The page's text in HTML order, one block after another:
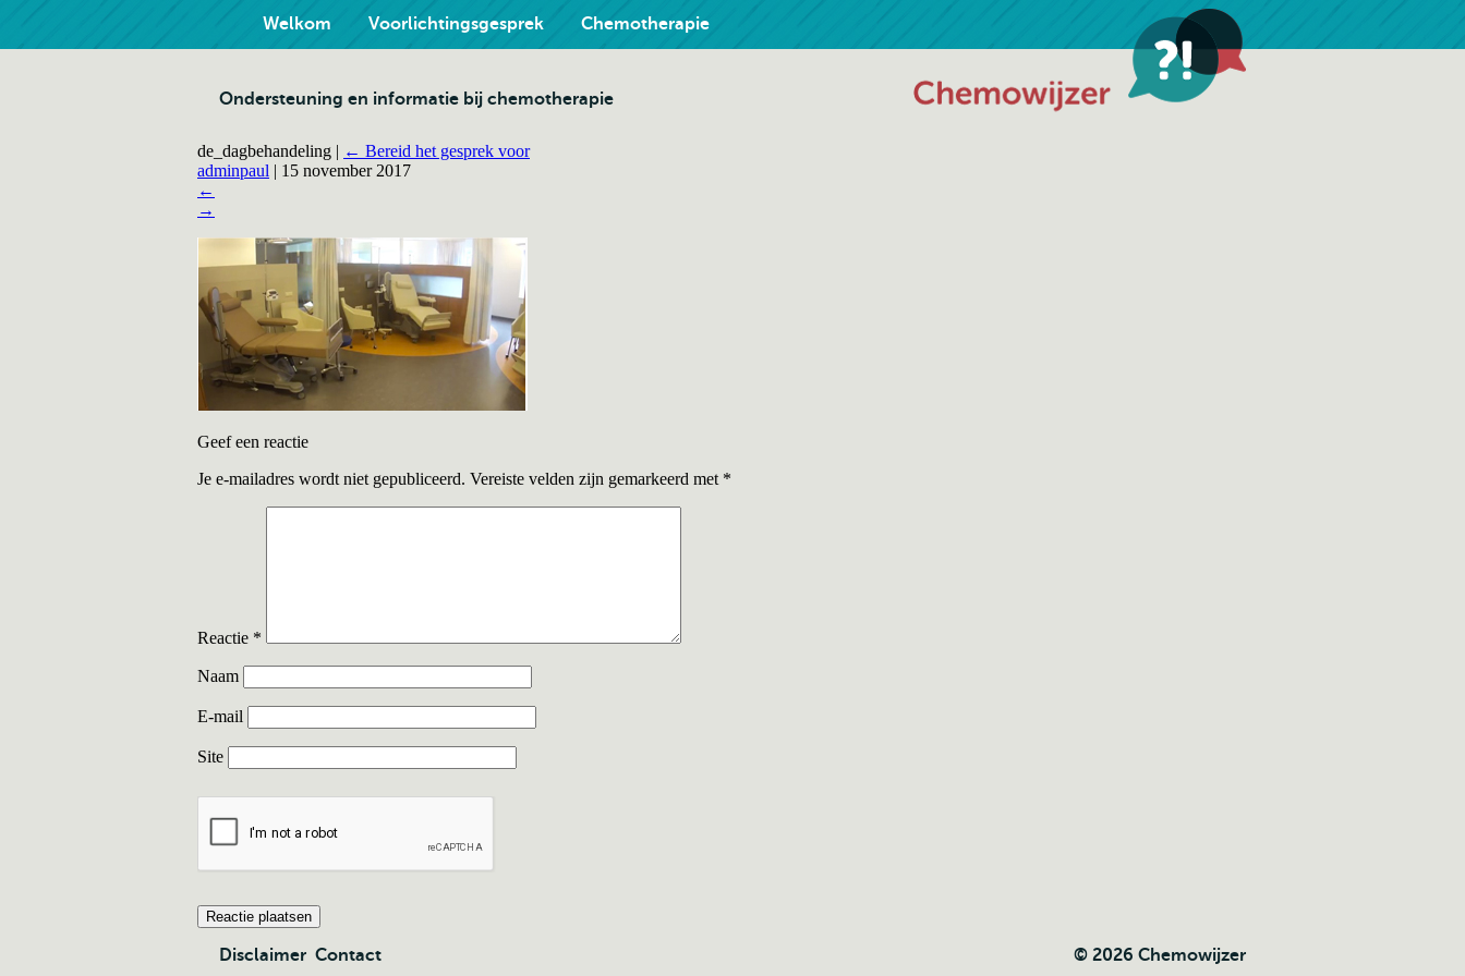
Welkom Voorlichtingsgesprek Chemotherapie
Ondersteuning en informatie bij chemotherapie
de_dagbehandeling | ← Bereid het gesprek voor
adminpaul | 15 november 2017
←
→
Geef een reactie
Je e-mailadres wordt niet gepubliceerd. Vereiste velden zijn gemarkeerd met *
Reactie *
Naam
E-mail
Site
Disclaimer Contact © 2026 Chemowijzer